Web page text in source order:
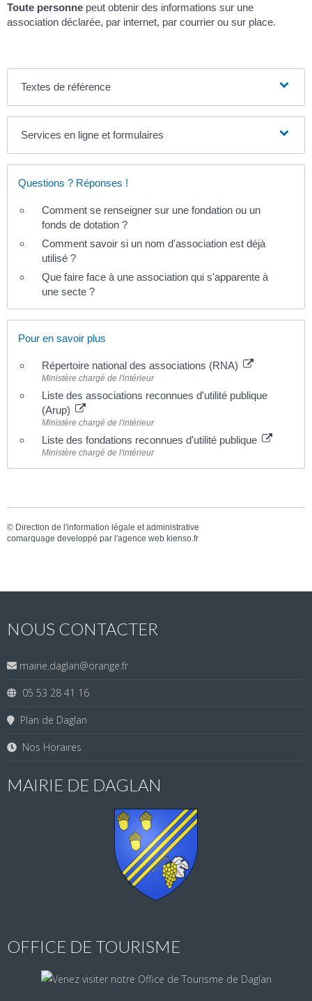
Toute personne peut obtenir des informations sur une
association déclarée, par internet, par courrier ou sur place.
Textes de référence
Services en ligne et formulaires
Questions ? Réponses !
Comment se renseigner sur une fondation ou un
fonds de dotation ?
Comment savoir si un nom d'association est déjà
utilisé ?
Que faire face à une association qui s'apparente à
une secte ?
Pour en savoir plus
Répertoire national des associations (RNA)
Ministère chargé de l'intérieur
Liste des associations reconnues d'utilité publique
(Arup)
Ministère chargé de l'intérieur
Liste des fondations reconnues d'utilité publique
Ministère chargé de l'intérieur
© Direction de l'information légale et administrative
comarquage developpé par l'agence web kienso.fr
NOUS CONTACTER
mairie.daglan@orange.fr
05 53 28 41 16
Plan de Daglan
Nos Horaires
MAIRIE DE DAGLAN
OFFICE DE TOURISME